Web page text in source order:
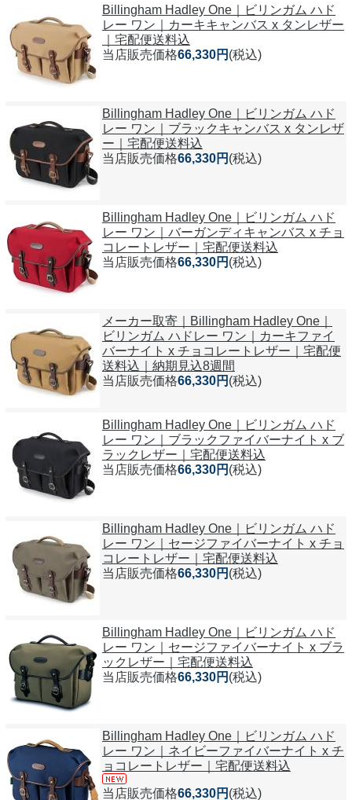
Billingham Hadley One｜ビリンガム ハド
レー ワン｜カーキキャンバス x タンレザー
｜宅配便送料込
当店販売価格66,330円 (税込)
Billingham Hadley One｜ビリンガム ハド
レー ワン｜ブラックキャンバス x タンレザ
ー｜宅配便送料込
当店販売価格66,330円 (税込)
Billingham Hadley One｜ビリンガム ハド
レー ワン｜バーガンディキャンバス x チョ
コレートレザー｜宅配便送料込
当店販売価格66,330円 (税込)
メーカー取寄｜Billingham Hadley One｜
ビリンガム ハドレー ワン｜カーキファイ
バーナイト x チョコレートレザー｜宅配便
送料込｜納期見込8週間
当店販売価格66,330円 (税込)
Billingham Hadley One｜ビリンガム ハド
レー ワン｜ブラックファイバーナイト x ブ
ラックレザー｜宅配便送料込
当店販売価格66,330円 (税込)
Billingham Hadley One｜ビリンガム ハド
レー ワン｜セージファイバーナイト x チョ
コレートレザー｜宅配便送料込
当店販売価格66,330円 (税込)
Billingham Hadley One｜ビリンガム ハド
レー ワン｜セージファイバーナイト x ブラ
ックレザー｜宅配便送料込
当店販売価格66,330円 (税込)
Billingham Hadley One｜ビリンガム ハド
レー ワン｜ネイビーファイバーナイト x チ
ョコレートレザー｜宅配便送料込
当店販売価格66,330円 (税込)